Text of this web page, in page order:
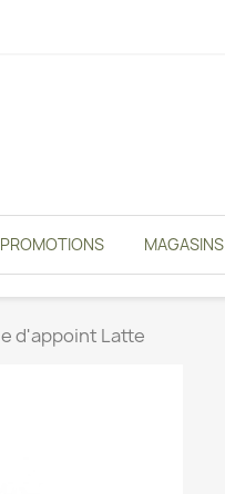
PROMOTIONS MAGASINS
d'appoint Latte